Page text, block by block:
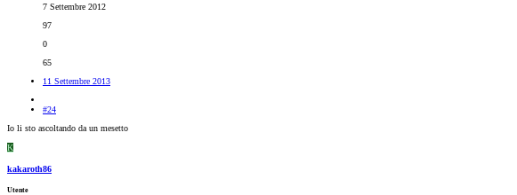
7 Settembre 2012
97
0
65
11 Settembre 2013
#24
Io li sto ascoltando da un mesetto
K
kakaroth86
Utente